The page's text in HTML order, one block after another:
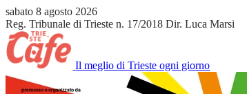
sabato 8 agosto 2026
Reg. Tribunale di Trieste n. 17/2018 Dir. Luca Marsi
Il meglio di Trieste ogni giorno